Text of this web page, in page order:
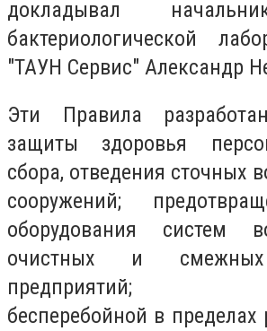
докладывал
бактериологической
"ТАУН Сервис" Александр
Эти Правила
защиты здоровья
сбора, отведения сточных
сооружений;
оборудования систем
очистных и
предприятий;
бесперебойной в пределах